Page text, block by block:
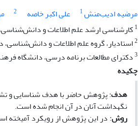
مرضیه ادیب‌منش1 علی اکبر خاصه 2
1کارشناسی ارشد علم اطلاعات و دانش‌شناسی،
2استادیار، گروه علم اطلاعات و دانش‌شناسى،
3دکترای مطالعات برنامه درسی، دانشگاه
چکیده
هدف: پژوهش حاضر با هدف شناسایی و
نگهداشت آنان در آن انجام شده است.
روش: در این پژوهش از رویکرد آمیخته